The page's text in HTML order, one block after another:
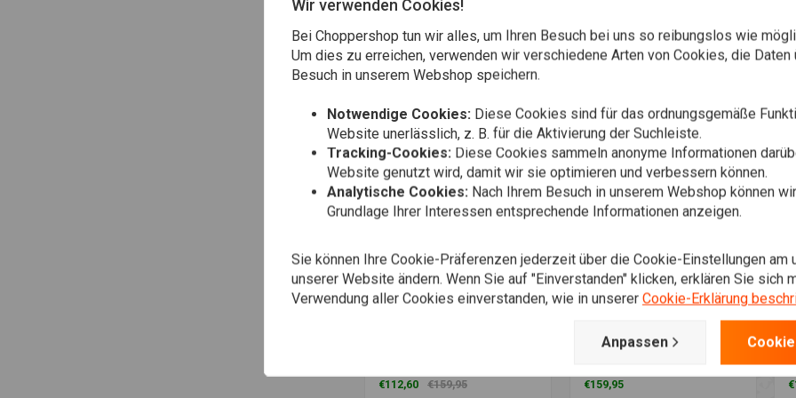
Gabelfedern Set für
Harley Davidson XLH 1200
Sportster 1988-94
€159,95
Harley Davidson XLH 883
Sportster 88>
€159,95
Standard 1996>
€112,60 €159,95
Zum Warenkorb hinzufügen
HAGON
Gabelfedern Set für
Road King 1992>
€159,95
Wir verwenden Cookies!
Bei Choppershop tun wir alles, um Ihren Besuch bei uns so reibungslos wie
Um dies zu erreichen, verwenden wir verschiedene Arten von Cookies, die Daten
Besuch in unserem Webshop speichern.
Notwendige Cookies: Diese Cookies sind für das ordnungsgemäße
Website unerlässlich, z. B. für die Aktivierung der Suchleiste.
Tracking-Cookies: Diese Cookies sammeln anonyme Informationen
Website genutzt wird, damit wir sie optimieren und verbessern können.
Analytische Cookies: Nach Ihrem Besuch in unserem Webshop können
Grundlage Ihrer Interessen entsprechende Informationen anzeigen.
Sie können Ihre Cookie-Präferenzen jederzeit über die Cookie-Einstellungen am
unserer Website ändern. Wenn Sie auf "Einverstanden" klicken, erklären Sie sich
Verwendung aller Cookies einverstanden, wie in unserer Cookie-Erklärung
Anpassen